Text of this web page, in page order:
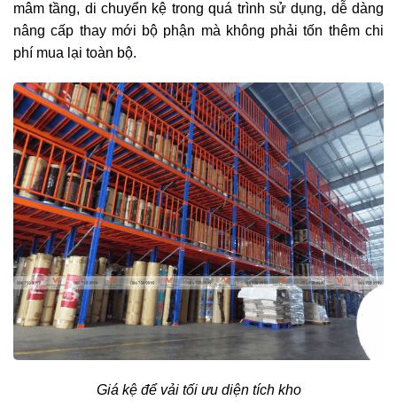
mâm tầng, di chuyển kệ trong quá trình sử dụng, dễ dàng
nâng cấp thay mới bộ phận mà không phải tốn thêm chi
phí mua lại toàn bộ.
Giá kệ để vải tối ưu diện tích kho